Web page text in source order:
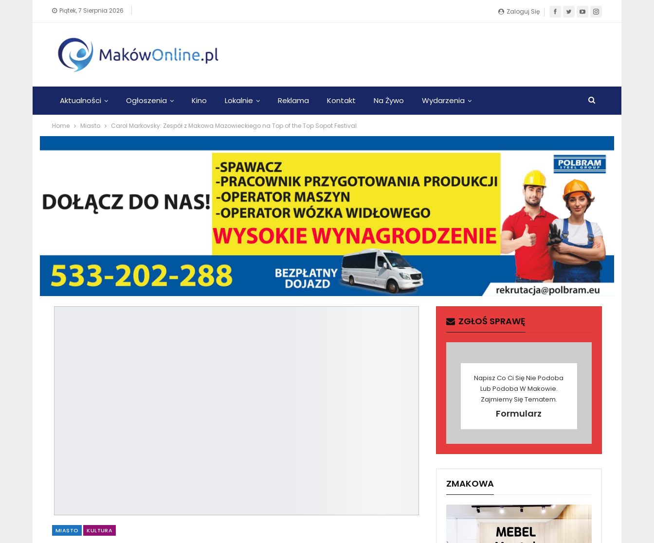
Zaloguj Się
Piątek, 7 Sierpnia 2026
Aktualności Ogłoszenia Kino Lokalnie Reklama Kontakt Na Żywo Wydarzenia
Home Miasto Carol Markovsky: Zespół z Makowa Mazowieckiego na Top of the Top Sopot Festival
MIASTO KULTURA
ZGŁOŚ SPRAWĘ
Napisz Co Ci Się Nie Podoba
Lub Podoba W Makowie.
Zajmiemy Się Tematem.
Formularz
ZMAKOWA